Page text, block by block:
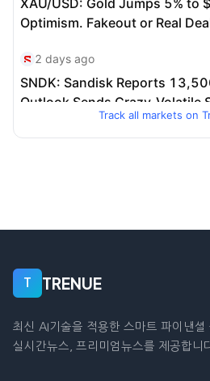
Track all markets on
T TRENUE
최신 AI기술을 적용한 스마트 파이낸셜
실시간뉴스, 프리미엄뉴스를 제공합니